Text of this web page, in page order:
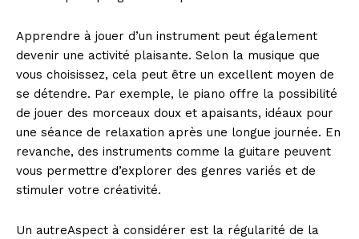
Apprendre à jouer d’un instrument peut également
devenir une activité plaisante. Selon la musique que
vous choisissez, cela peut être un excellent moyen de
se détendre. Par exemple, le piano offre la possibilité
de jouer des morceaux doux et apaisants, idéaux pour
une séance de relaxation après une longue journée. En
revanche, des instruments comme la guitare peuvent
vous permettre d’explorer des genres variés et de
stimuler votre créativité.
Un autreAspect à considérer est la régularité de la